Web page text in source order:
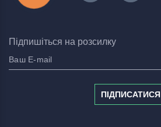
Підпишіться на розсилку
ПІДПИСАТИСЯ